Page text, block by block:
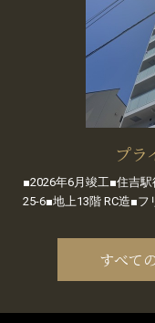
プラ
■2026年6月竣工■住吉
25-6■地上13階 RC造■フ
すべて